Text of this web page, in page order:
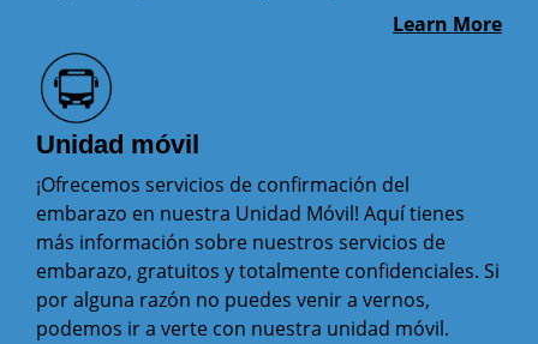
Learn More
Unidad móvil
¡Ofrecemos servicios de confirmación del
embarazo en nuestra Unidad Móvil! Aquí tienes
más información sobre nuestros servicios de
embarazo, gratuitos y totalmente confidenciales. Si
por alguna razón no puedes venir a vernos,
podemos ir a verte con nuestra unidad móvil.